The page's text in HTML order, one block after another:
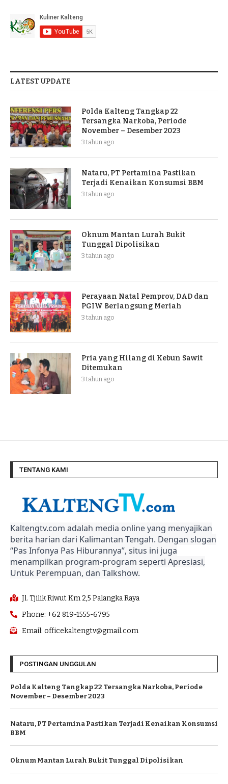
LATEST UPDATE
Polda Kalteng Tangkap 22
Tersangka Narkoba, Periode
November – Desember 2023
3 tahun ago
Nataru, PT Pertamina Pastikan
Terjadi Kenaikan Konsumsi BBM
3 tahun ago
Oknum Mantan Lurah Bukit
Tunggal Dipolisikan
3 tahun ago
Perayaan Natal Pemprov, DAD dan
PGIW Berlangsung Meriah
3 tahun ago
Pria yang Hilang di Kebun Sawit
Ditemukan
3 tahun ago
TENTANG KAMI
Kaltengtv.com adalah media online yang menyajikan
berita harian dari Kalimantan Tengah. Dengan slogan
“Pas Infonya Pas Hiburannya”, situs ini juga
menampilkan program-program seperti Apresiasi,
Untuk Perempuan, dan Talkshow.
Jl. Tjilik Riwut Km 2,5 Palangka Raya
Phone: +62 819-1555-6795
Email: officekaltengtv@gmail.com
POSTINGAN UNGGULAN
Polda Kalteng Tangkap 22 Tersangka Narkoba, Periode
November – Desember 2023
Nataru, PT Pertamina Pastikan Terjadi Kenaikan Konsumsi
BBM
Oknum Mantan Lurah Bukit Tunggal Dipolisikan